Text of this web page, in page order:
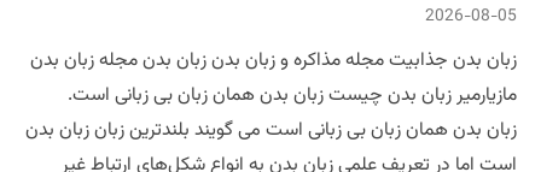
2026-08-05
زبان بدن جذابیت مجله مذاکره و زبان بدن زبان بدن مجله زبان بدن
مازیارمیر زبان بدن چیست زبان بدن همان زبان بی زبانی است.
زبان بدن همان زبان بی زبانی است می گویند بلندترین زبان زبان بدن
است اما در تعریف علمی زبان بدن به انواع شکل‌های ارتباط غیر